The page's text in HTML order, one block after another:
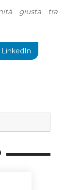
giusta tra
LinkedIn